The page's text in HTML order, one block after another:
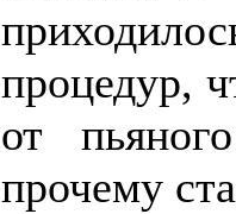
процедур,
от
прочему